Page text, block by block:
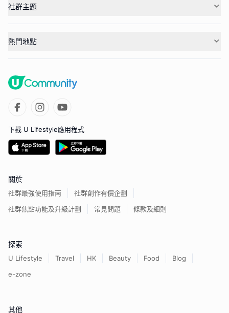
社群主題
熱門地點
下載 U Lifestyle應用程式
關於
社群最強使用指南
社群創作有價企劃
社群焦點功能及升級計劃
常見問題 條款及細則
探索
U Lifestyle Travel HK Beauty Food
Blog
e-zone
其他